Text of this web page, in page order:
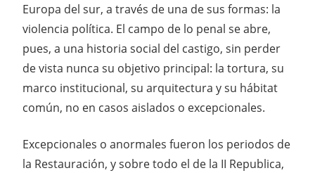
Europa del sur, a través de una de sus formas: la
violencia política. El campo de lo penal se abre,
pues, a una historia social del castigo, sin perder
de vista nunca su objetivo principal: la tortura, su
marco institucional, su arquitectura y su hábitat
común, no en casos aislados o excepcionales.
Excepcionales o anormales fueron los periodos de
la Restauración, y sobre todo el de la II Republica,